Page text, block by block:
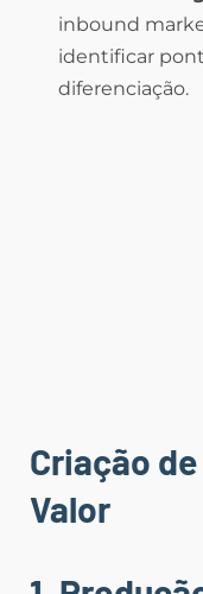
inbound
identificar
diferenciação.
Criação
Valor